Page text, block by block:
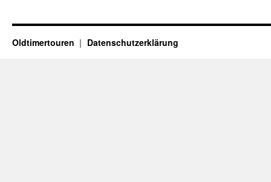
Oldtimertouren Datenschutzerklärung